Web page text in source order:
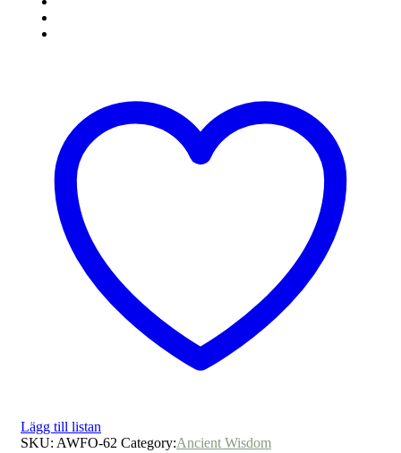
Lägg till listan
SKU: AWFO-62 Category:Ancient Wisdom